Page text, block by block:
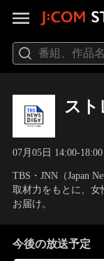
スト
07月05日 14:00-
TBS・JNN（Japan
取材力をもとに、女
お届け。
今後の放送予定